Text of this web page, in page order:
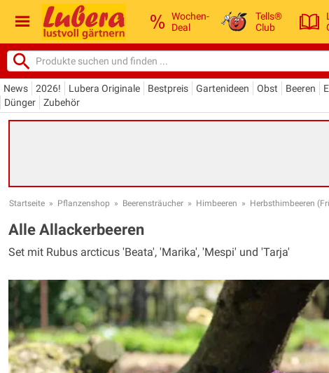
Wochen-
Deal
Tells®
Club
News 2026! Lubera Originale Bestpreis Gartenideen Obst Beeren
Dünger
Zubehör
Startseite » Pflanzenshop » Beerensträucher » Himbeeren » Herbsthimbeeren
Alle Allackerbeeren
Set mit Rubus arcticus 'Beata', 'Marika', 'Mespi' und 'Tarja'